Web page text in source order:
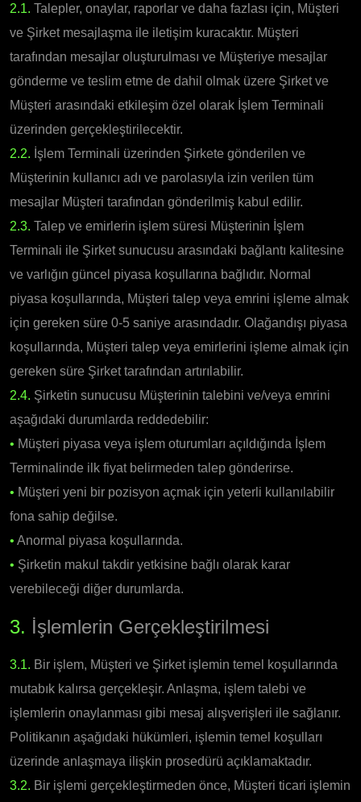
2.1. Talepler, onaylar, raporlar ve daha fazlası için, Müşteri
ve Şirket mesajlaşma ile iletişim kuracaktır. Müşteri
tarafından mesajlar oluşturulması ve Müşteriye mesajlar
gönderme ve teslim etme de dahil olmak üzere Şirket ve
Müşteri arasındaki etkileşim özel olarak İşlem Terminali
üzerinden gerçekleştirilecektir.
2.2. İşlem Terminali üzerinden Şirkete gönderilen ve
Müşterinin kullanıcı adı ve parolasıyla izin verilen tüm
mesajlar Müşteri tarafından gönderilmiş kabul edilir.
2.3. Talep ve emirlerin işlem süresi Müşterinin İşlem
Terminali ile Şirket sunucusu arasındaki bağlantı kalitesine
ve varlığın güncel piyasa koşullarına bağlıdır. Normal
piyasa koşullarında, Müşteri talep veya emrini işleme almak
için gereken süre 0-5 saniye arasındadır. Olağandışı piyasa
koşullarında, Müşteri talep veya emirlerini işleme almak için
gereken süre Şirket tarafından artırılabilir.
2.4. Şirketin sunucusu Müşterinin talebini ve/veya emrini
aşağıdaki durumlarda reddedebilir:
• Müşteri piyasa veya işlem oturumları açıldığında İşlem
Terminalinde ilk fiyat belirmeden talep gönderirse.
• Müşteri yeni bir pozisyon açmak için yeterli kullanılabilir
fona sahip değilse.
• Anormal piyasa koşullarında.
• Şirketin makul takdir yetkisine bağlı olarak karar
verebileceği diğer durumlarda.
3. İşlemlerin Gerçekleştirilmesi
3.1. Bir işlem, Müşteri ve Şirket işlemin temel koşullarında
mutabık kalırsa gerçekleşir. Anlaşma, işlem talebi ve
işlemlerin onaylanması gibi mesaj alışverişleri ile sağlanır.
Politikanın aşağıdaki hükümleri, işlemin temel koşulları
üzerinde anlaşmaya ilişkin prosedürü açıklamaktadır.
3.2. Bir işlemi gerçekleştirmeden önce, Müşteri ticari işlemin